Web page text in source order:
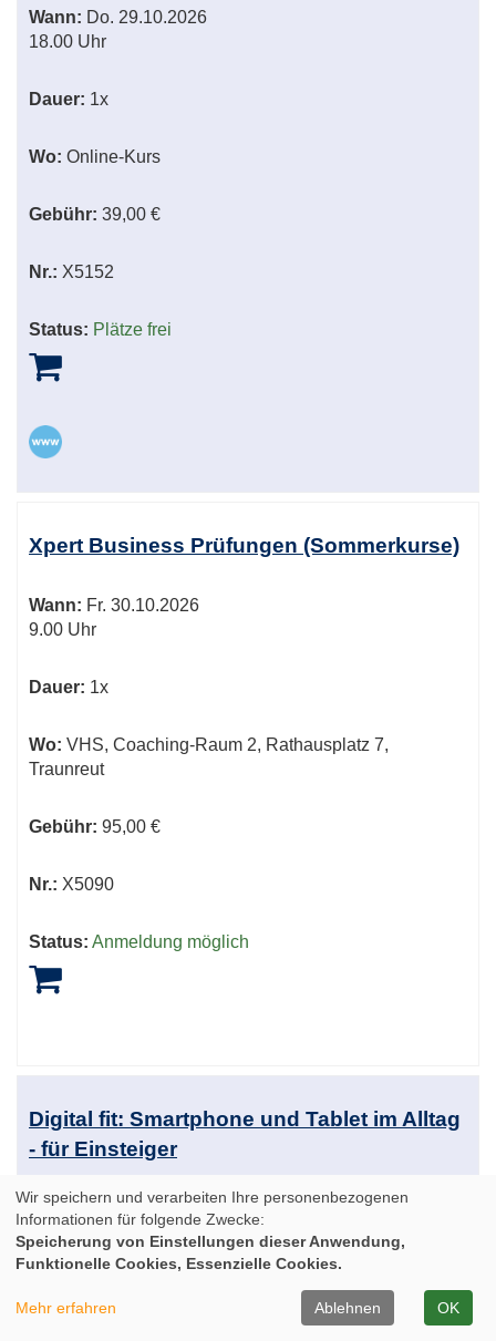
Wann: Do. 29.10.2026
18.00 Uhr
Dauer: 1x
Wo: Online-Kurs
Gebühr: 39,00 €
Nr.: X5152
Status: Plätze frei
Xpert Business Prüfungen (Sommerkurse)
Wann: Fr. 30.10.2026
9.00 Uhr
Dauer: 1x
Wo: VHS, Coaching-Raum 2, Rathausplatz 7,
Traunreut
Gebühr: 95,00 €
Nr.: X5090
Status: Anmeldung möglich
Digital fit: Smartphone und Tablet im Alltag
- für Einsteiger
Wann: Fr.30.10.2026
9.00 Uhr
Wir speichern und verarbeiten Ihre personenbezogenen
Informationen für folgende Zwecke:
Speicherung von Einstellungen dieser Anwendung,
Funktionelle Cookies, Essenzielle Cookies.
Mehr erfahren Ablehnen OK